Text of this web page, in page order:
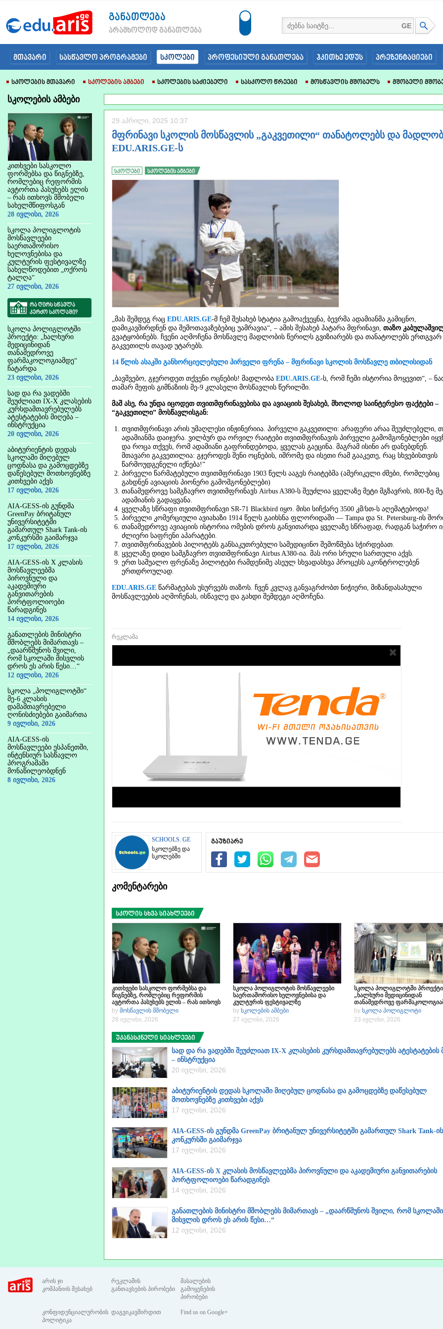
განათლება
არამხოლოდ განათლება
GE
მთავარი სასწავლო პროგრამები სკოლები პროფესიული განათლება ჰკითხე ედუს პრეზენტაციები
Სკოლების Მთავარი Სკოლების Ამბები Სკოლების Საძიებელი Სასკოლო Წრეები Მოსწავლის Მშობელს Მშობელი
სკოლების ამბები
კითხვები სასკოლო
ფორმებსა და წიგნებზე,
რომლებიც რეფორმის
ავტორთა პასუხებს ელის
– რას ითხოვს მშობელი
სახელმწიფოსგან
28 ივლისი, 2026
სკოლა პოლიგლოტის
მოსწავლეები
საერთაშორისო
ხელოვნებისა და
კულტურის ფესტივალზე
სახელწოდებით „ოქროს
ტალღა“
27 ივლისი, 2026
რა ღირს სწავლა
კერძო სკოლაში?
სკოლა პოლიგლოტში
პროექტი: „ხალხური
მედიცინიდან
თანამედროვე
ფარმაკოლოგიამდე“
ჩატარდა
23 ივლისი, 2026
სად და რა ვადებში
შეუძლიათ IX-X კლასების
კურსდამთავრებულებს
ატესტატების მიღება –
ინსტრუქცია
20 ივლისი, 2026
აბიტურიენტის დედას
სკოლაში მიღებულ
ცოდნასა და გამოცდებზე
დაწესებულ მოთხოვნებზე
კითხვები აქვს
17 ივლისი, 2026
AIA-GESS-ის გუნდმა
GreenPay ბრიტანულ
უნივერსიტეტში
გამართულ Shark Tank-ის
კონკურსში გაიმარჯვა
17 ივლისი, 2026
AIA-GESS-ის X კლასის
მოსწავლეებმა
პიროვნული და
აკადემიური
განვითარების
პორტფოლიოები
წარადგინეს
14 ივლისი, 2026
განათლების მინისტრი
მშობლებს მიმართავს –
„დაარწმუნოს შვილი,
რომ სკოლაში მისვლის
დროს ეს არის წესი…“
12 ივლისი, 2026
სკოლა „პოლიგლოტში“
მე-6 კლასის
დამამთავრებელი
ღონისძიებები გაიმართა
9 ივლისი, 2026
AIA-GESS-ის
მოსწავლეები ესპანეთში,
ინტენსიურ სასწავლო
პროგრამაში
მონაწილეობდნენ
8 ივლისი, 2026
29 აპრილი, 2025 10:37
მფრინავი სკოლის მოსწავლის „გაკვეთილი“ თანატოლებს და
EDU.ARIS.GE-ს
სკოლები სკოლების ამბები
„მას შემდეგ რაც EDU.ARIS.GE-მ ჩემ შესახებ სტატია გამოაქვეყნა, ბევრმა ადამიანმა გამიცნო,
დამიკავშირდნენ და შემოთავაზებებიც უამრავია“, – ამის შესახებ პატარა მფრინავი, თაზო
გვატყობინებს. ჩვენი აღმოჩენა მოსწავლე მადლობის წერილს გვიზიარებს და თანატოლებს ერთგვარ
გაკვეთილს თავად უტარებს.
14 წლის ასაკში განხორციელებული პირველი ფრენა – მფრინავი სკოლის მოსწავლე თბილისიდან
„ბავშვებო, გჯეროდეთ თქვენი ოცნების! მადლობა EDU.ARIS.GE-ს, რომ ჩემი ისტორია მოყევით“, –
თამარ მეფის გიმნაზიის მე-9 კლასელი მოსწავლის წერილში.
მაშ ასე, რა უნდა იცოდეთ თვითმფრინავებისა და ავიაციის შესახებ, მხოლოდ საინტერესო ფაქტები –
“გაკვეთილი” მოსწავლისგან:
თვითმფრინავი არის უმაღლესი ინჟინერიია. პირველი გაკვეთილი: არაფერი არაა შეუძლებელი,
ადამიანმა დაიჯერა. ვილბურ და ორვილ რაიტები თვითმფრინავის პირველი გამომგონებლები
და როცა თქვეს, რომ ადამიანი გაფრინდებოდა, ყველას გაეცინა. მაგრამ ისინი არ დანებდნენ.
მთავარი გაკვეთილია: გჯეროდეს შენი ოცნების, იშრომე და ისეთი რამ გააკეთე, რაც სხვებისთვის
წარმოუდგენელი იქნება!”
პირველი წარმატებული თვითმფრინავი 1903 წელს ააგეს რაიტებმა (ამერიკელი ძმები, რომლებიც
გახდნენ ავიაციის პიონერი გამომგონებლები)
თანამედროვე სამგზავრო თვითმფრინავს Airbus A380-ს შეუძლია ყველაზე მეტი მგზავრის, 800-ზე
ადამიანის გადაყვანა.
ყველაზე სწრაფი თვითმფრინავი SR-71 Blackbird იყო. მისი სიჩქარე 3500 კმ/სთ-ს აღემატებოდა!
პირველი კომერციული ავიახაზი 1914 წელს გაიხსნა ფლორიდაში — Tampa და St. Petersburg-ის
თანამედროვე ავიაციის ისტორია ომების დროს განვითარდა ყველაზე სწრაფად, რადგან საჭირო
ძლიერი საფრენი აპარატები.
თვითმფრინავების პილოტებს განსაკუთრებული სამედიცინო შემოწმება სჭირდებათ.
ყველაზე დიდი სამგზავრო თვითმფრინავი Airbus A380-ია. მას ორი სრული სართული აქვს.
ერთ საშუალო ფრენაზე პილოტები რამდენიმე ასეულ სხვადასხვა პროცესს აკონტროლებენ
ერთდროულად.
EDU.ARIS.GE წარმატებას უსურვებს თაზოს. ჩვენ კვლავ განვაგრძობთ ნიჭიერი, მიზანდასახული
მოსწავლეების აღმოჩენას, ისწავლე და გახდი შემდეგი აღმოჩენა.
რეკლამა
SCHOOLS. GE
სკოლებზე და
სკოლებში
გაუზიარე
კომენტარები
სკოლის სხვა სიახლეები
კითხვები სასკოლო ფორმებსა და
წიგნებზე, რომლებიც რეფორმის
ავტორთა პასუხებს ელის – რას ითხოვს
მშობელი სახელმწიფოსგან
by მოსწავლის მშობელი
28 ივლისი, 2026
სკოლა პოლიგლოტის მოსწავლეები
საერთაშორისო ხელოვნებისა და
კულტურის ფესტივალზე
სახელწოდებით „ოქროს ტალღა“
by სკოლების ამბები
27 ივლისი, 2026
სკოლა პოლიგლოტში
„ხალხური მედიცინიდან
თანამედროვე
ჩატარდა
by სკოლა პოლიგლოტი
23 ივლისი, 2026
უკანასკნელი სიახლეები
სად და რა ვადებში შეუძლიათ IX-X კლასების კურსდამთავრებულებს ატესტატების
– ინსტრუქცია
20 ივლისი, 2026
აბიტურიენტის დედას სკოლაში მიღებულ ცოდნასა და გამოცდებზე დაწესებულ
მოთხოვნებზე კითხვები აქვს
17 ივლისი, 2026
AIA-GESS-ის გუნდმა GreenPay ბრიტანულ უნივერსიტეტში გამართულ Shark Tank-ის
კონკურსში გაიმარჯვა
17 ივლისი, 2026
AIA-GESS-ის X კლასის მოსწავლეებმა პიროვნული და აკადემიური განვითარების
პორტფოლიოები წარადგინეს
14 ივლისი, 2026
განათლების მინისტრი მშობლებს მიმართავს – „დაარწმუნოს შვილი, რომ სკოლაში
მისვლის დროს ეს არის წესი…“
12 ივლისი, 2026
არის ჯი
კომპანიის შესახებ
რეკლამის
განთავსების პირობები
მასალების
გამოყენების
პირობები
კონფიდენციალურობის
პოლიტიკა
დაგვიკავშირდით Find us on Google+